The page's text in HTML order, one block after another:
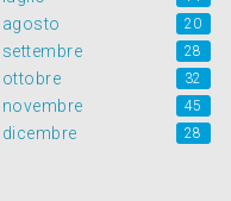
agosto 20
settembre 28
ottobre 32
novembre 45
dicembre 28